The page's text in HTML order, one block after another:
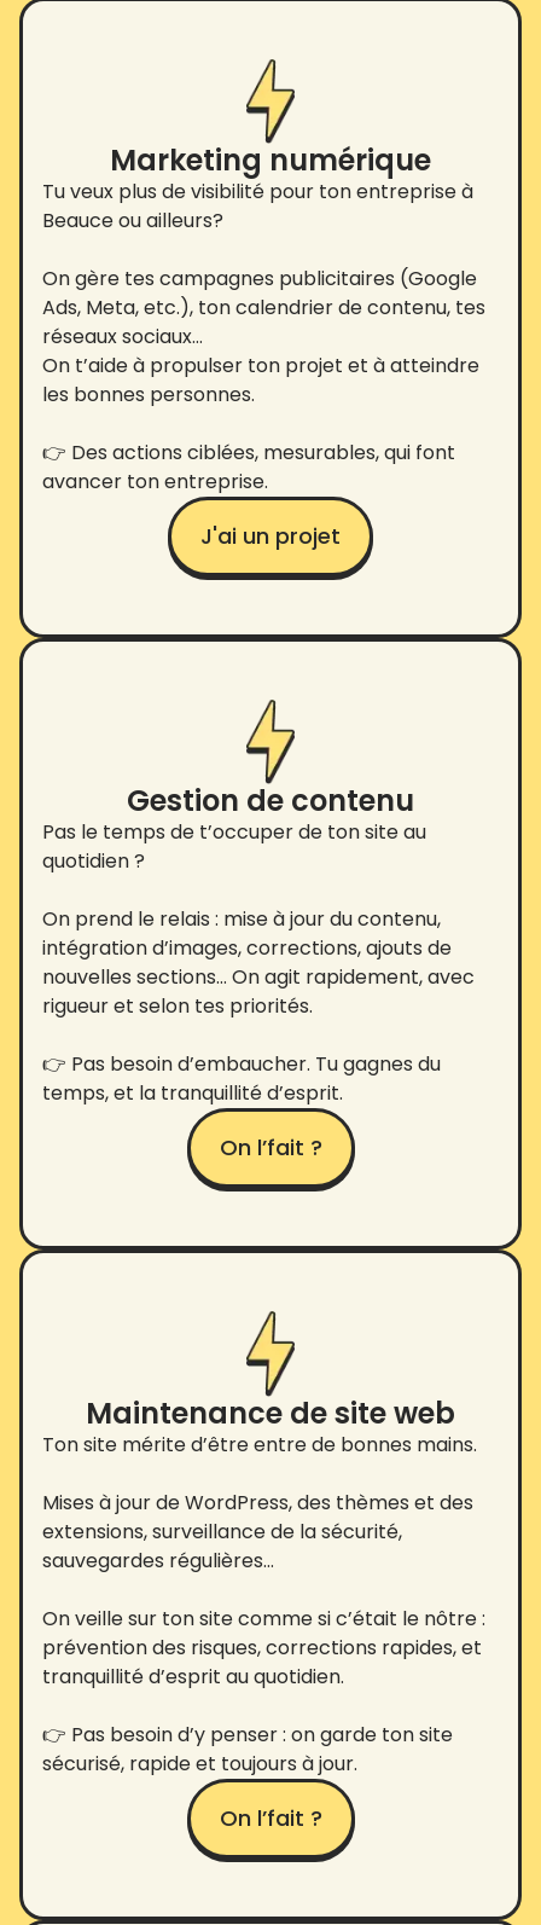
Marketing numérique
Tu veux plus de visibilité pour ton entreprise à
Beauce ou ailleurs?
On gère tes campagnes publicitaires (Google
Ads, Meta, etc.), ton calendrier de contenu, tes
réseaux sociaux…
On t’aide à propulser ton projet et à atteindre
les bonnes personnes.
👉 Des actions ciblées, mesurables, qui font
avancer ton entreprise.
J'ai un projet
Gestion de contenu
Pas le temps de t’occuper de ton site au
quotidien ?
On prend le relais : mise à jour du contenu,
intégration d’images, corrections, ajouts de
nouvelles sections… On agit rapidement, avec
rigueur et selon tes priorités.
👉 Pas besoin d’embaucher. Tu gagnes du
temps, et la tranquillité d’esprit.
On l’fait ?
Maintenance de site web
Ton site mérite d’être entre de bonnes mains.
Mises à jour de WordPress, des thèmes et des
extensions, surveillance de la sécurité,
sauvegardes régulières…
On veille sur ton site comme si c’était le nôtre :
prévention des risques, corrections rapides, et
tranquillité d’esprit au quotidien.
👉 Pas besoin d’y penser : on garde ton site
sécurisé, rapide et toujours à jour.
On l’fait ?